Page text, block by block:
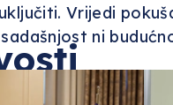
Vrijedi
ni